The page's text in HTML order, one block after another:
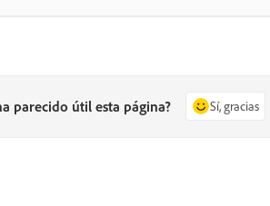
parecido útil esta página? Sí, gracias